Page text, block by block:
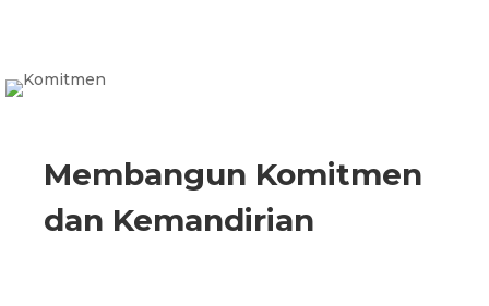
Membangun Komitmen
dan Kemandirian